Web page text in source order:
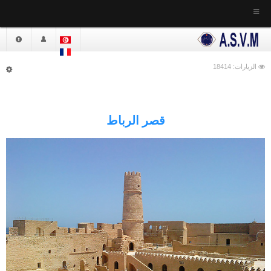
إستقبال
النظام الداخلي
أعضــاء الهيئة المديرة
الهيئة الحالية
الزيارات: 18414
قصر الرباط